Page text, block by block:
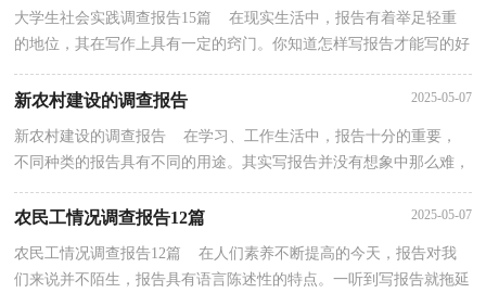
大学生社会实践调查报告15篇 在现实生活中，报告有着举足轻重
的地位，其在写作上具有一定的窍门。你知道怎样写报告才能写的好
吗？下面是小编精心整理的大学生社会实践调查报告...
新农村建设的调查报告 2025-05-07
新农村建设的调查报告 在学习、工作生活中，报告十分的重要，
不同种类的报告具有不同的用途。其实写报告并没有想象中那么难，
农民工情况调查报告12篇 2025-05-07
农民工情况调查报告12篇 在人们素养不断提高的今天，报告对我
们来说并不陌生，报告具有语言陈述性的特点。一听到写报告就拖延